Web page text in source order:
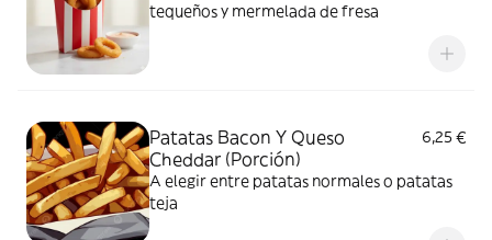
tequeños y mermelada de fresa
Patatas Bacon Y Queso
Cheddar (Porción)
6,25 €
A elegir entre patatas normales o patatas
teja